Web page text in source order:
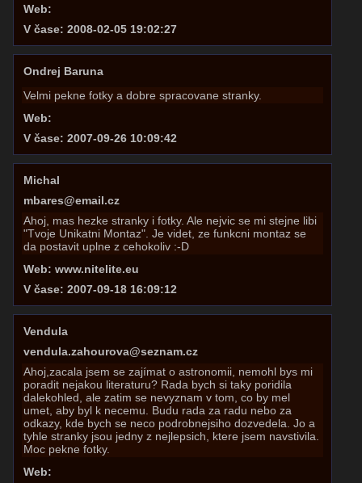
Web:
V čase: 2008-02-05 19:02:27
Ondrej Baruna
Velmi pekne fotky a dobre spracovane stranky.
Web:
V čase: 2007-09-26 10:09:42
Michal
mbares@email.cz
Ahoj, mas hezke stranky i fotky. Ale nejvic se mi stejne libi
"Tvoje Unikatni Montaz". Je videt, ze funkcni montaz se
da postavit uplne z cehokoliv :-D
Web: www.nitelite.eu
V čase: 2007-09-18 16:09:12
Vendula
vendula.zahourova@seznam.cz
Ahoj,zacala jsem se zajímat o astronomii, nemohl bys mi
poradit nejakou literaturu? Rada bych si taky poridila
dalekohled, ale zatim se nevyznam v tom, co by mel
umet, aby byl k necemu. Budu rada za radu nebo za
odkazy, kde bych se neco podrobnejsiho dozvedela. Jo a
tyhle stranky jsou jedny z nejlepsich, ktere jsem navstivila.
Moc pekne fotky.
Web: